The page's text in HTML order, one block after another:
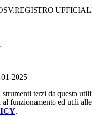
2025
strumenti terzi da questo
al funzionamento ed utili
.